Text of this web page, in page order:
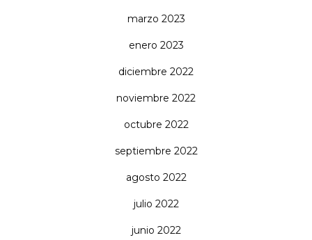
marzo 2023
enero 2023
diciembre 2022
noviembre 2022
octubre 2022
septiembre 2022
agosto 2022
julio 2022
junio 2022